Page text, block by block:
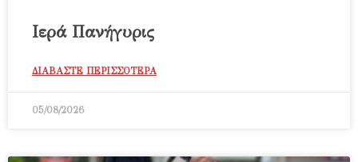
Ιερά Πανήγυρις
ΔΙΑΒΑΣΤΕ ΠΕΡΙΣΣΟΤΕΡΑ
05/08/2026